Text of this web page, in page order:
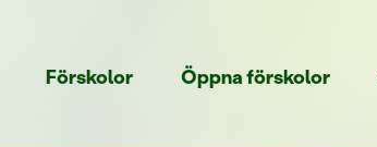
Förskolor Öppna förskolor